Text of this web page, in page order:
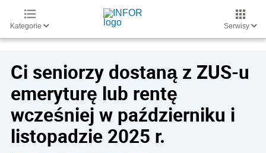
Kategorie Serwisy
Ci seniorzy dostaną z ZUS-u
emeryturę lub rentę
wcześniej w październiku i
listopadzie 2025 r.